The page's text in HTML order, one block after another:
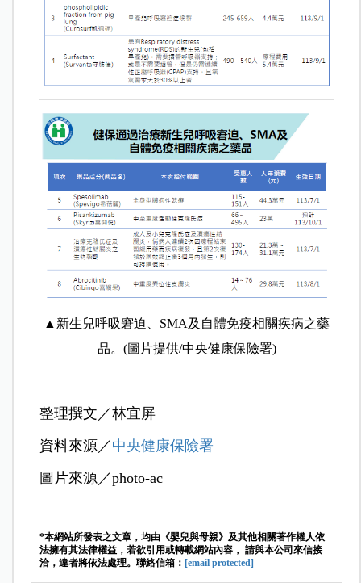
▲新生兒呼吸窘迫、SMA及自體免疫相關疾病之藥
品。(圖片提供/中央健康保險署)
整理撰文／林宜屏
資料來源／ 中央健康保險署
圖片來源／photo-ac
*本網站所發表之文章，均由《嬰兒與母親》及其他相關著作權人依
法擁有其法律權益，若欲引用或轉載網站內容， 請與本公司來信接
洽，違者將依法處理。聯絡信箱： [email protected]